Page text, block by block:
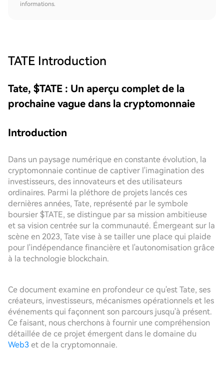
informations.
TATE Introduction
Tate, $TATE : Un aperçu complet de la
prochaine vague dans la cryptomonnaie
Introduction
Dans un paysage numérique en constante évolution, la
cryptomonnaie continue de captiver l'imagination des
investisseurs, des innovateurs et des utilisateurs
ordinaires. Parmi la pléthore de projets lancés ces
dernières années, Tate, représenté par le symbole
boursier $TATE, se distingue par sa mission ambitieuse
et sa vision centrée sur la communauté. Émergeant sur la
scène en 2023, Tate vise à se tailler une place qui plaide
pour l'indépendance financière et l'autonomisation grâce
à la technologie blockchain.
Ce document examine en profondeur ce qu'est Tate, ses
créateurs, investisseurs, mécanismes opérationnels et les
événements qui façonnent son parcours jusqu'à présent.
Ce faisant, nous cherchons à fournir une compréhension
détaillée de ce projet émergent dans le domaine du
Web3 et de la cryptomonnaie.